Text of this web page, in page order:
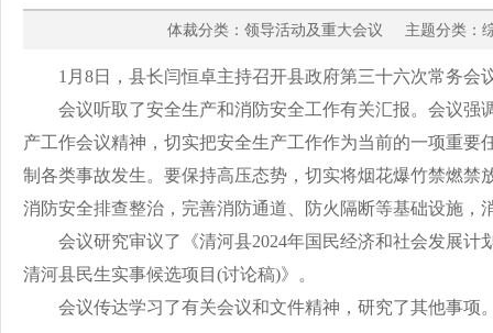
体裁分类：领导活动及重大会议 主题分
1月8日，县长闫恒卓主持召开县政府第三十六次常务会
会议听取了安全生产和消防安全工作有关汇报。会议
产工作会议精神，切实把安全生产工作作为当前的一项重
制各类事故发生。要保持高压态势，切实将烟花爆竹禁燃
消防安全排查整治，完善消防通道、防火隔断等基础设施
会议研究审议了《清河县2024年国民经济和社会发展
清河县民生实事候选项目(讨论稿)》。
会议传达学习了有关会议和文件精神，研究了其他事项